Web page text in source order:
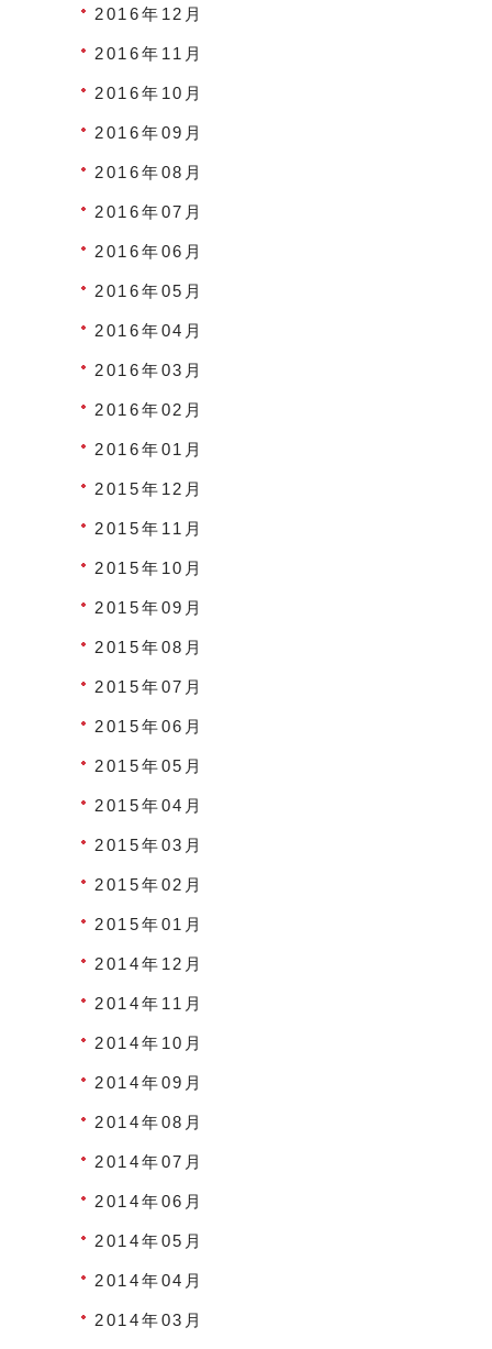
2016年12月
2016年11月
2016年10月
2016年09月
2016年08月
2016年07月
2016年06月
2016年05月
2016年04月
2016年03月
2016年02月
2016年01月
2015年12月
2015年11月
2015年10月
2015年09月
2015年08月
2015年07月
2015年06月
2015年05月
2015年04月
2015年03月
2015年02月
2015年01月
2014年12月
2014年11月
2014年10月
2014年09月
2014年08月
2014年07月
2014年06月
2014年05月
2014年04月
2014年03月